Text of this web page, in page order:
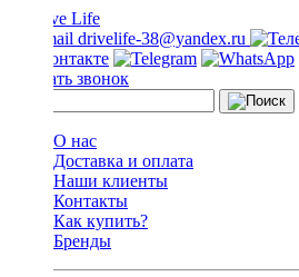
drivelife-38@yandex.ru
Заказать звонок
О нас
Доставка и оплата
Наши клиенты
Контакты
Как купить?
Бренды